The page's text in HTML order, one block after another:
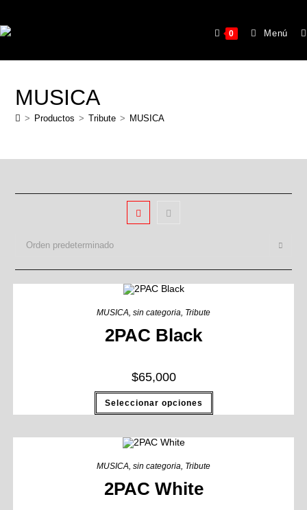
0 Menú
MUSICA
> Productos > Tribute > MUSICA
Orden predeterminado
MUSICA, sin categoria, Tribute
2PAC Black
$65,000
Seleccionar opciones
MUSICA, sin categoria, Tribute
2PAC White